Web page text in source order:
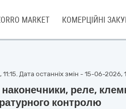
MARKET КОМЕРЦІЙНІ
Дата останніх змін - 15-06-2026,
наконечники, реле,
контролю